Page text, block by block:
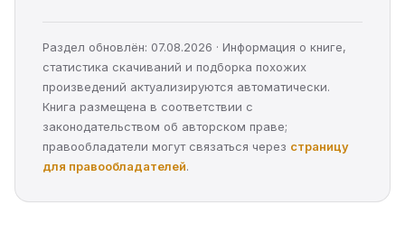
Раздел обновлён: 07.08.2026 · Информация о книге,
статистика скачиваний и подборка похожих
произведений актуализируются автоматически.
Книга размещена в соответствии с
законодательством об авторском праве;
правообладатели могут связаться через страницу
для правообладателей.